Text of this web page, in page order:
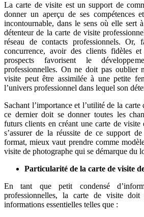
La carte de visite est un support de
donner un aperçu de ses compétences
incontournable, dans le sens où elle sert
détenteur de la carte de visite
réseau de contacts professionnels.
concurrence, avoir des clients fidèles
prospects favorisent le
professionnelles. On ne doit pas oublier
visite peut être assimilée à une petite
l’univers professionnel dans lequel son
Sachant l’importance et l’utilité de la
ce dernier doit se donner toutes les
futurs clients en créant une carte de
s’assurer de la réussite de ce support
format, mieux vaut prendre comme
visite de photographe qui se démarque du
Particularité de la carte de visite
En tant que petit condensé
professionnelles, la carte de visite
informations essentielles telles que :